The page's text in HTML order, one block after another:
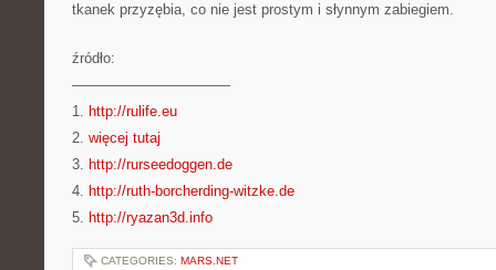
tkanek przyzębia, co nie jest prostym i słynnym zabiegiem.
źródło:
———————————
1. http://rulife.eu
2. więcej tutaj
3. http://rurseedoggen.de
4. http://ruth-borcherding-witzke.de
5. http://ryazan3d.info
CATEGORIES: MARS.NET